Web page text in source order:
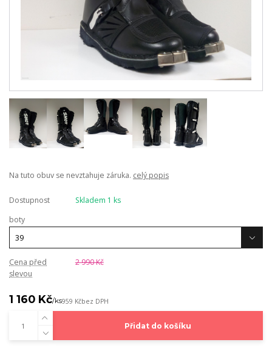
Na tuto obuv se nevztahuje záruka. celý popis
Dostupnost
Skladem 1 ks
boty
Cena před
slevou
2 990 Kč
1 160 Kč/ks959 Kčbez DPH
Přidat do košíku